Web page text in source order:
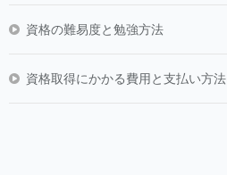
資格の難易度と勉強方法
資格取得にかかる費用と支払い方法